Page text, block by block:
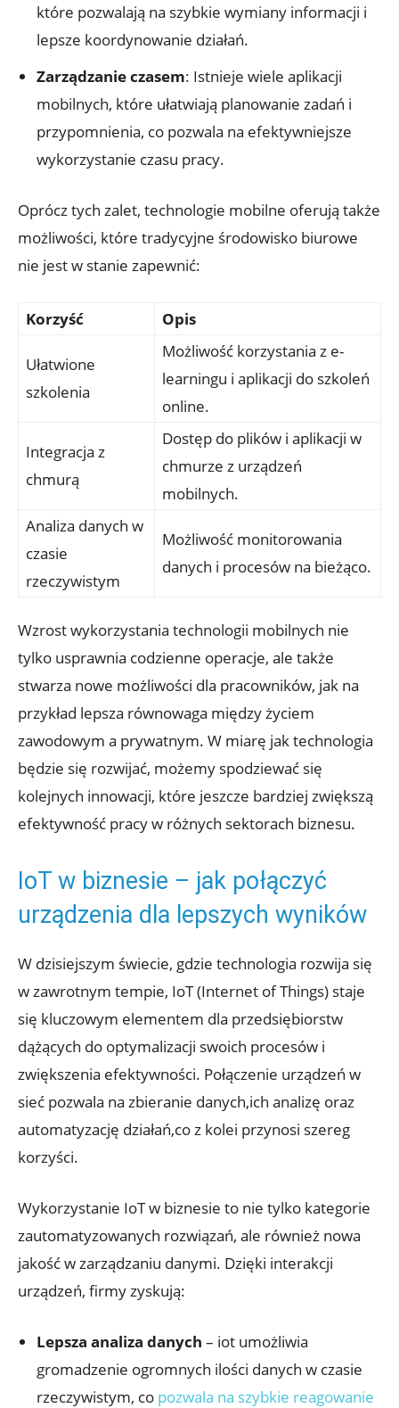
które pozwalają na szybkie wymiany informacji i
lepsze koordynowanie działań.
Zarządzanie czasem: Istnieje wiele aplikacji
mobilnych, które ułatwiają planowanie zadań i
przypomnienia, co pozwala na efektywniejsze
wykorzystanie czasu pracy.
Oprócz tych zalet, technologie mobilne oferują także
możliwości, które tradycyjne środowisko biurowe
nie jest w stanie zapewnić:
Korzyść Opis
Ułatwione
szkolenia
Możliwość korzystania z e-
learningu i aplikacji do szkoleń
online.
Integracja z
chmurą
Dostęp do plików i aplikacji w
chmurze z urządzeń
mobilnych.
Analiza danych w
czasie
rzeczywistym
Możliwość monitorowania
danych i procesów na bieżąco.
Wzrost wykorzystania technologii mobilnych nie
tylko usprawnia codzienne operacje, ale także
stwarza nowe możliwości dla pracowników, jak na
przykład lepsza równowaga między życiem
zawodowym a prywatnym. W miarę jak technologia
będzie się rozwijać, możemy spodziewać się
kolejnych innowacji, które jeszcze bardziej zwiększą
efektywność pracy w różnych sektorach biznesu.
IoT w biznesie – jak połączyć
urządzenia dla lepszych wyników
W dzisiejszym świecie, gdzie technologia rozwija się
w zawrotnym tempie, IoT (Internet of Things) staje
się kluczowym elementem dla przedsiębiorstw
dążących do optymalizacji swoich procesów i
zwiększenia efektywności. Połączenie urządzeń w
sieć pozwala na zbieranie danych,ich analizę oraz
automatyzację działań,co z kolei przynosi szereg
korzyści.
Wykorzystanie IoT w biznesie to nie tylko kategorie
zautomatyzowanych rozwiązań, ale również nowa
jakość w zarządzaniu danymi. Dzięki interakcji
urządzeń, firmy zyskują:
Lepsza analiza danych – iot umożliwia
gromadzenie ogromnych ilości danych w czasie
rzeczywistym, co pozwala na szybkie reagowanie